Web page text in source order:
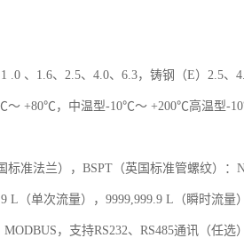
、1.6、2.5、4.0、6.3，铸钢（E）2.5、
～ +80℃，中温型-10℃～ +200℃高温型-
准法兰），BSPT（英国标准管螺纹）：
L（单次流量），9999,999.9 L（瞬时流量）
，支持RS232、RS485通讯（任选）